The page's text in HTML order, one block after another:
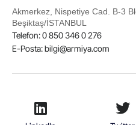
Akmerkez, Nispetiye Cad. B-3
Beşiktaş/İSTANBUL
Telefon: 0 850 346 0 276
E-Posta:bilgi@armiya.com